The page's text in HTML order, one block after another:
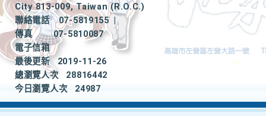
City 813-009, Taiwan (R.O.C.)
聯絡電話
07-5819155
|
傳真
07-5810087
電子信箱
最後更新
2019-11-26
總瀏覽人次
28816442
今日瀏覽人次
24987